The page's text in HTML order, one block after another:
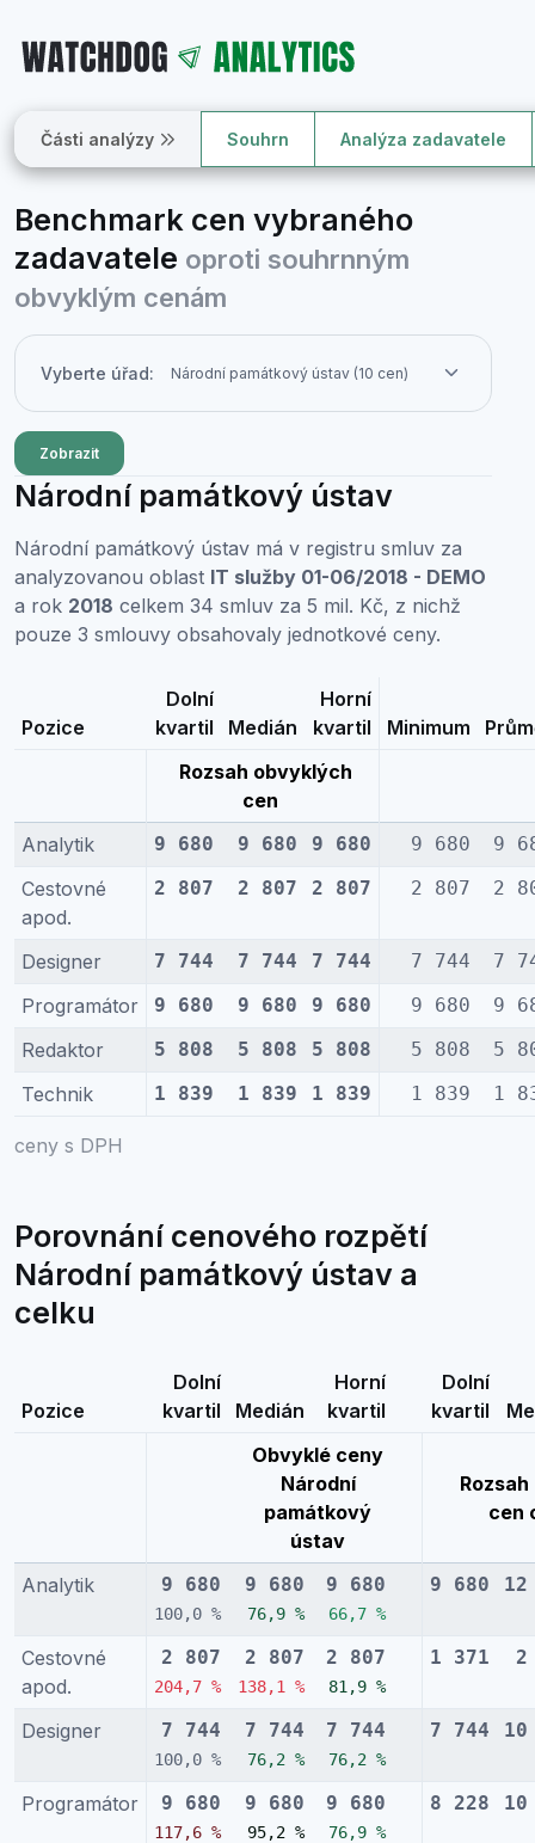
Části analýzy Souhrn Analýza zadavatele
Benchmark cen vybraného
zadavatele oproti souhrnným
obvyklým cenám
Vyberte úřad:
Zobrazit
Národní památkový ústav
Národní památkový ústav má v registru smluv za
analyzovanou oblast IT služby 01-06/2018 - DEMO
a rok 2018 celkem 34 smluv za 5 mil. Kč, z nichž
pouze 3 smlouvy obsahovaly jednotkové ceny.
ceny s DPH
Pozice
Dolní
kvartil
Medián
Horní
kvartil
Minimum
Rozsah obvyklých
cen
Analytik
9 680 9 680 9 680 9 680 9
Cestovné
apod.
2 807 2 807 2 807 2 807 2
Designer 7 744 7 744 7 744 7 744 7
Programátor 9 680 9 680 9 680 9 680 9
Redaktor 5 808 5 808 5 808 5 808 5
Technik 1 839 1 839 1 839 1 839 1
Porovnání cenového rozpětí
Národní památkový ústav a
celku
Pozice
Dolní
kvartil
Medián
Horní
kvartil
Dolní
kvartil
Obvyklé ceny
Národní
památkový
ústav
cen
Analytik 9 680
100,0 %
9 680
76,9 %
9 680
66,7 %
9 680 12
Cestovné
apod.
2 807
204,7 %
2 807
138,1 %
2 807
81,9 %
1 371 2
Designer 7 744
100,0 %
7 744
76,2 %
7 744
76,2 %
7 744 10
Programátor 9 680
117,6 %
9 680
95,2 %
9 680
76,9 %
8 228 10